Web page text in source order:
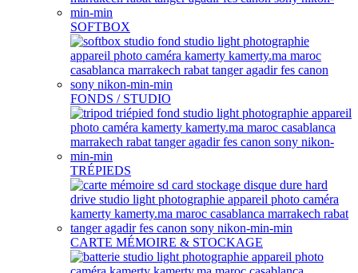
SOFTBOX
FONDS / STUDIO
TRÉPIEDS
CARTE MÉMOIRE & STOCKAGE